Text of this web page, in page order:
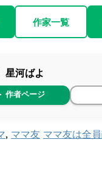
作家一覧
星河ばよ
作者ページ
, ママ友 ママ友は全